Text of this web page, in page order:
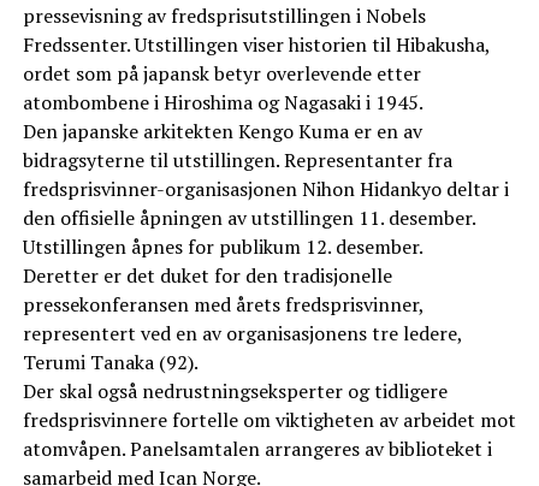
pressevisning av fredsprisutstillingen i Nobels
Fredssenter. Utstillingen viser historien til Hibakusha,
ordet som på japansk betyr overlevende etter
atombombene i Hiroshima og Nagasaki i 1945.
Den japanske arkitekten Kengo Kuma er en av
bidragsyterne til utstillingen. Representanter fra
fredsprisvinner-organisasjonen Nihon Hidankyo deltar i
den offisielle åpningen av utstillingen 11. desember.
Utstillingen åpnes for publikum 12. desember.
Deretter er det duket for den tradisjonelle
pressekonferansen med årets fredsprisvinner,
representert ved en av organisasjonens tre ledere,
Terumi Tanaka (92).
Der skal også nedrustningseksperter og tidligere
fredsprisvinnere fortelle om viktigheten av arbeidet mot
atomvåpen. Panelsamtalen arrangeres av biblioteket i
samarbeid med Ican Norge.